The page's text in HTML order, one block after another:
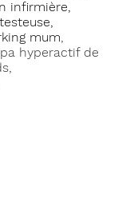
infirmière,
mum,
hyperactif de